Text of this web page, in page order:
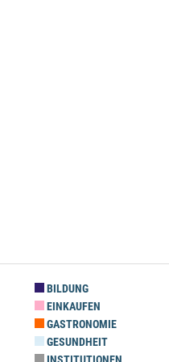
BILDUNG
EINKAUFEN
GASTRONOMIE
GESUNDHEIT